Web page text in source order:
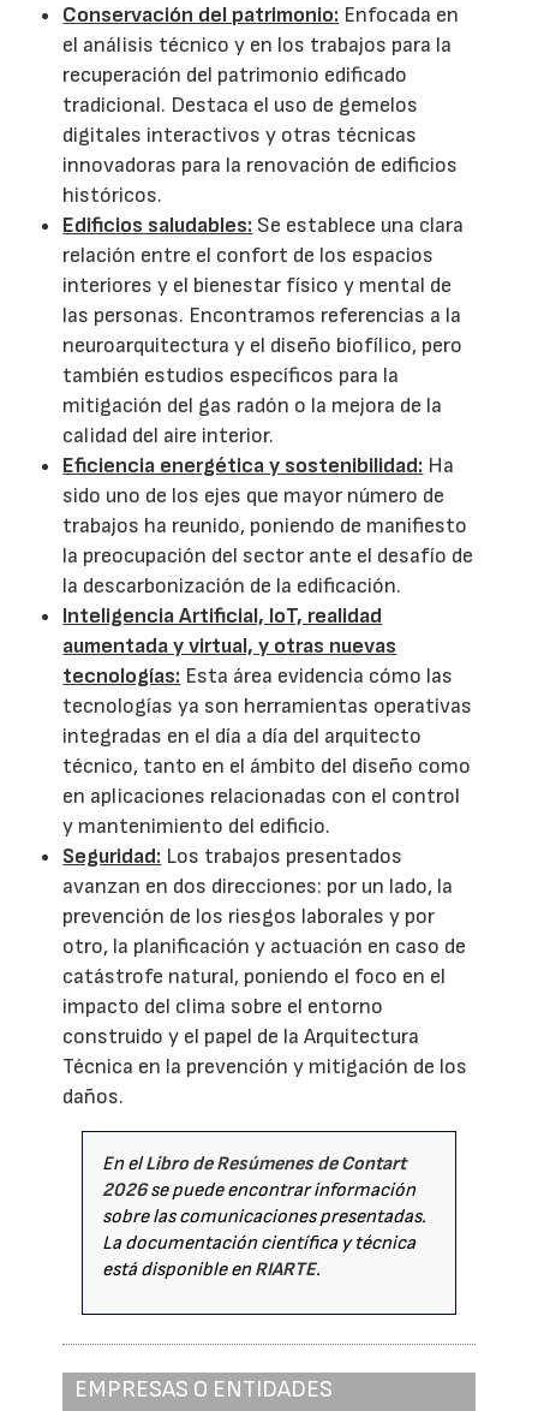
Conservación del patrimonio: Enfocada en
el análisis técnico y en los trabajos para la
recuperación del patrimonio edificado
tradicional. Destaca el uso de gemelos
digitales interactivos y otras técnicas
innovadoras para la renovación de edificios
históricos.
Edificios saludables: Se establece una clara
relación entre el confort de los espacios
interiores y el bienestar físico y mental de
las personas. Encontramos referencias a la
neuroarquitectura y el diseño biofílico, pero
también estudios específicos para la
mitigación del gas radón o la mejora de la
calidad del aire interior.
Eficiencia energética y sostenibilidad: Ha
sido uno de los ejes que mayor número de
trabajos ha reunido, poniendo de manifiesto
la preocupación del sector ante el desafío de
la descarbonización de la edificación.
Inteligencia Artificial, IoT, realidad
aumentada y virtual, y otras nuevas
tecnologías: Esta área evidencia cómo las
tecnologías ya son herramientas operativas
integradas en el día a día del arquitecto
técnico, tanto en el ámbito del diseño como
en aplicaciones relacionadas con el control
y mantenimiento del edificio.
Seguridad: Los trabajos presentados
avanzan en dos direcciones: por un lado, la
prevención de los riesgos laborales y por
otro, la planificación y actuación en caso de
catástrofe natural, poniendo el foco en el
impacto del clima sobre el entorno
construido y el papel de la Arquitectura
Técnica en la prevención y mitigación de los
daños.
En elLibro de Resúmenes de Contart
2026se puede encontrar información
sobre las comunicaciones presentadas.
La documentación científica y técnica
está disponible enRIARTE.
EMPRESAS O ENTIDADES